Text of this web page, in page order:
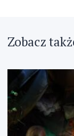
Zobacz